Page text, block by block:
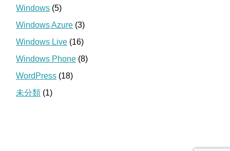
Windows (5)
Windows Azure (3)
Windows Live (16)
Windows Phone (8)
WordPress (18)
未分類 (1)